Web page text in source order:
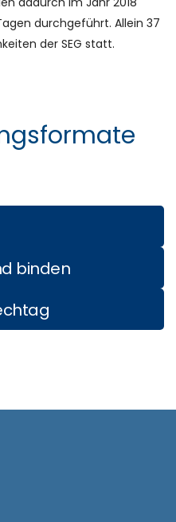
durchgeführt. Allein 37
der SEG statt.
binden